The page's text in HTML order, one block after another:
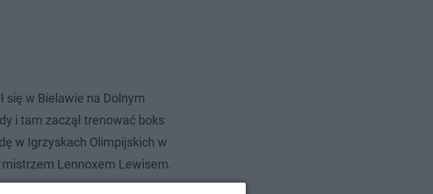
się w Bielawie na Dolnym
i tam zaczął trenować boks
w Igrzyskach Olimpijskich w
Lennoxem Lewisem.